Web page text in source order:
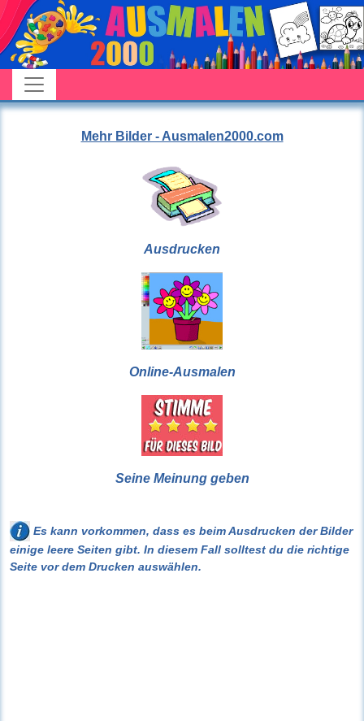
Mehr Bilder - Ausmalen2000.com
Ausdrucken
Online-Ausmalen
Seine Meinung geben
Es kann vorkommen, dass es beim Ausdrucken der Bilder
einige leere Seiten gibt. In diesem Fall solltest du die richtige
Seite vor dem Drucken auswählen.